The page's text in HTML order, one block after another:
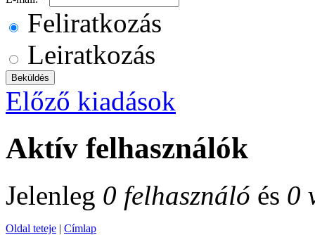
Feliratkozás
Leiratkozás
Előző kiadások
Aktív felhasználók
Jelenleg 0 felhasználó és 0
Oldal teteje | Címlap